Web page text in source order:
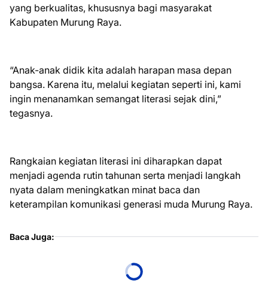
yang berkualitas, khususnya bagi masyarakat
Kabupaten Murung Raya.
“Anak-anak didik kita adalah harapan masa depan
bangsa. Karena itu, melalui kegiatan seperti ini, kami
ingin menanamkan semangat literasi sejak dini,”
tegasnya.
Rangkaian kegiatan literasi ini diharapkan dapat
menjadi agenda rutin tahunan serta menjadi langkah
nyata dalam meningkatkan minat baca dan
keterampilan komunikasi generasi muda Murung Raya.
Baca Juga: